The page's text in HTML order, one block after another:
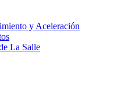
y Aceleración
La Salle